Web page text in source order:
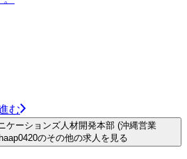
む
ケーションズ人材開発本部 (沖縄営業
のその他の求人を見る